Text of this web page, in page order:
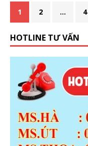
1 2 … 4
HOTLINE TƯ VẤN